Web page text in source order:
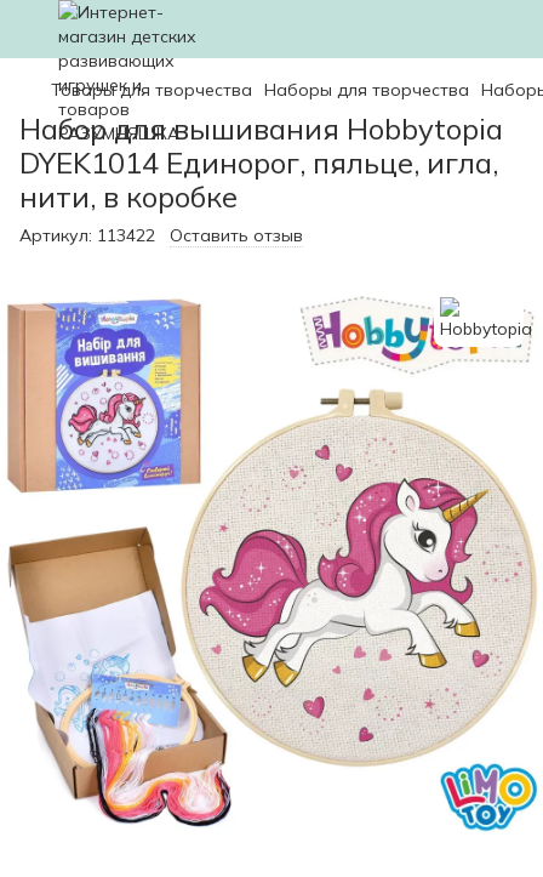
Товары для творчества Наборы для творчества
Набор для вышивания Hobbytopia
DYEK1014 Единорог, пяльце, игла,
нити, в коробке
Артикул: 113422 Оставить отзыв